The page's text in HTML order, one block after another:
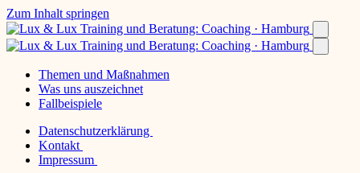
Zum Inhalt springen
Themen und Maßnahmen
Was uns auszeichnet
Fallbeispiele
Datenschutzerklärung
Kontakt
Impressum